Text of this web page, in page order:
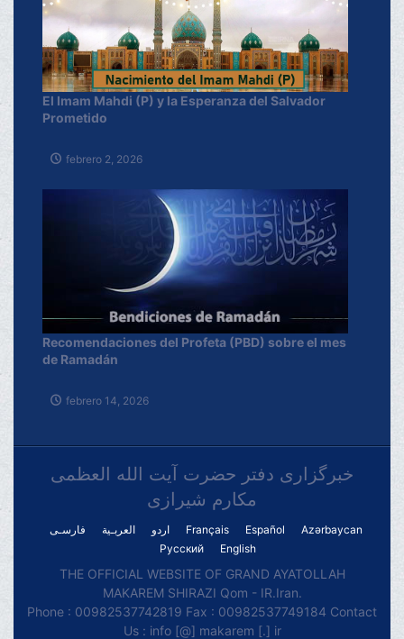
El Imam Mahdi (P) y la Esperanza del Salvador
Prometido
febrero 2, 2026
Recomendaciones del Profeta (PBD) sobre el mes
de Ramadán
febrero 14, 2026
خبرگزاری دفتر حضرت آیت الله العظمی
مکارم شیرازی
فارسـی العربـیة اردو Français Español
Azərbaycan
Русский
English
THE OFFICIAL WEBSITE OF GRAND AYATOLLAH
MAKAREM SHIRAZI Qom - IR.Iran.
Phone : 00982537742819 Fax : 00982537749184 Contact
Us : info [@] makarem [.] ir